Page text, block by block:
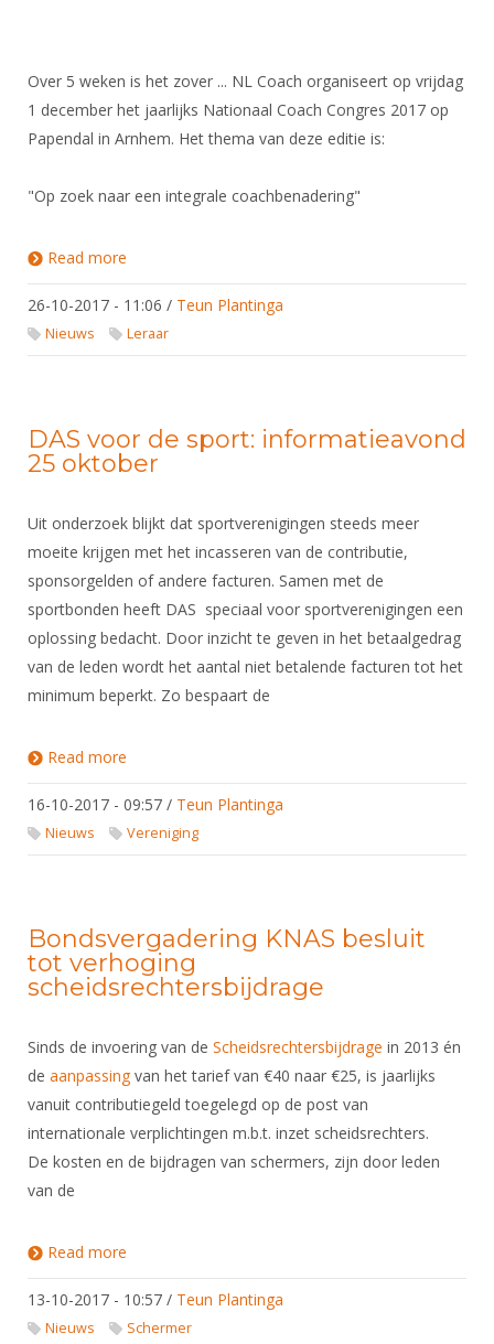
Over 5 weken is het zover ... NL Coach organiseert op vrijdag
1 december het jaarlijks Nationaal Coach Congres 2017 op
Papendal in Arnhem. Het thema van deze editie is:
"Op zoek naar een integrale coachbenadering"
Read more
26-10-2017 - 11:06 / Teun Plantinga
Nieuws Leraar
DAS voor de sport: informatieavond
25 oktober
Uit onderzoek blijkt dat sportverenigingen steeds meer
moeite krijgen met het incasseren van de contributie,
sponsorgelden of andere facturen. Samen met de
sportbonden heeft DAS speciaal voor sportverenigingen een
oplossing bedacht. Door inzicht te geven in het betaalgedrag
van de leden wordt het aantal niet betalende facturen tot het
minimum beperkt. Zo bespaart de
Read more
16-10-2017 - 09:57 / Teun Plantinga
Nieuws Vereniging
Bondsvergadering KNAS besluit
tot verhoging
scheidsrechtersbijdrage
Sinds de invoering van de Scheidsrechtersbijdrage in 2013 én
de aanpassing van het tarief van €40 naar €25, is jaarlijks
vanuit contributiegeld toegelegd op de post van
internationale verplichtingen m.b.t. inzet scheidsrechters.
De kosten en de bijdragen van schermers, zijn door leden
van de
Read more
13-10-2017 - 10:57 / Teun Plantinga
Nieuws Schermer